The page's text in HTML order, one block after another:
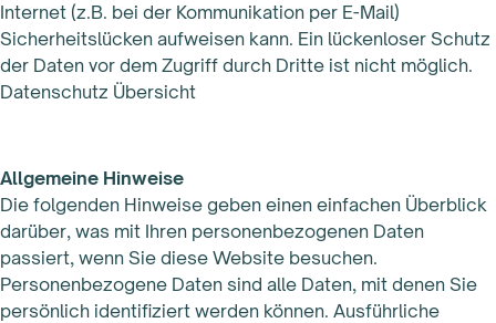
Internet (z.B. bei der Kommunikation per E-Mail)
Sicherheitslücken aufweisen kann. Ein lückenloser Schutz
der Daten vor dem Zugriff durch Dritte ist nicht möglich.
Datenschutz Übersicht
Allgemeine Hinweise
Die folgenden Hinweise geben einen einfachen Überblick
darüber, was mit Ihren personenbezogenen Daten
passiert, wenn Sie diese Website besuchen.
Personenbezogene Daten sind alle Daten, mit denen Sie
persönlich identifiziert werden können. Ausführliche